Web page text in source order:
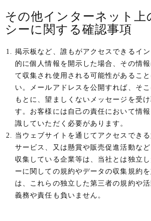
その他インターネット上
シーに関する確認事項
掲示板など、誰もがアクセスできるイ
的に個人情報を開示した場合、その情
て収集され使用される可能性があるこ
い。メールアドレスを公開すれば、そ
もとに、望ましくないメッセージを受
す。お客様には自己の責任において情
識していただく必要があります。
当ウェブサイトを通じてアクセスでき
サービス、又は懸賞や販売促進活動な
収集している企業等は、当社とは独立
ーに関しての規約やデータの収集規約
は、これらの独立した第三者の規約や
義務や責任も負いません。